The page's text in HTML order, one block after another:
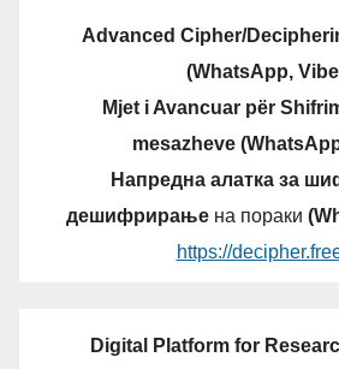
Advanced Cipher/
(WhatsApp,
Mjet i Avancuar për
mesazheve
Напредна алатка за
дешифрирањена пораки
https://
Digital Platform for